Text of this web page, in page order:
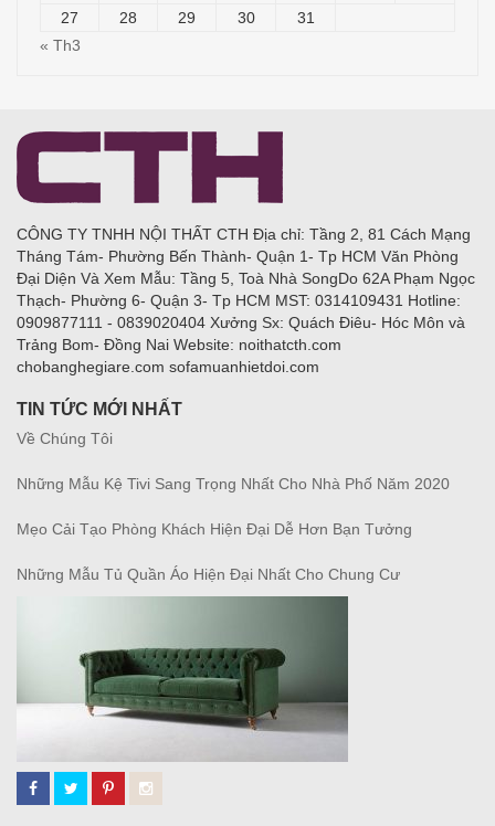
27
28 29 30
31
« Th3
CÔNG TY TNHH NỘI THẤT CTH Địa chỉ: Tầng 2, 81 Cách Mạng
Tháng Tám- Phường Bến Thành- Quận 1- Tp HCM Văn Phòng
Đại Diện Và Xem Mẫu: Tầng 5, Toà Nhà SongDo 62A Phạm Ngọc
Thạch- Phường 6- Quận 3- Tp HCM MST: 0314109431 Hotline:
0909877111 - 0839020404 Xưởng Sx: Quách Điêu- Hóc Môn và
Trảng Bom- Đồng Nai Website: noithatcth.com
chobanghegiare.com sofamuanhietdoi.com
TIN TỨC MỚI NHẤT
Về Chúng Tôi
Những Mẫu Kệ Tivi Sang Trọng Nhất Cho Nhà Phố Năm 2020
Mẹo Cải Tạo Phòng Khách Hiện Đại Dễ Hơn Bạn Tưởng
Những Mẫu Tủ Quần Áo Hiện Đại Nhất Cho Chung Cư